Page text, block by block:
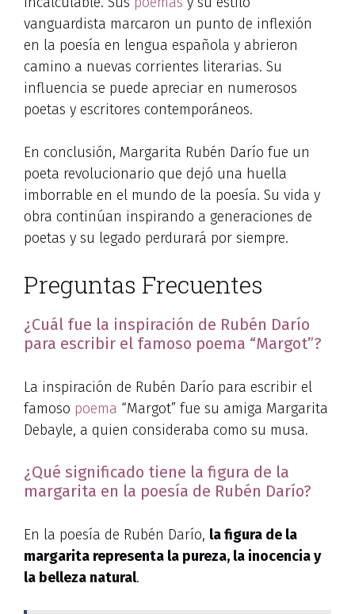
vanguardista marcaron un punto de inflexión
en la poesía en lengua española y abrieron
camino a nuevas corrientes literarias. Su
influencia se puede apreciar en numerosos
poetas y escritores contemporáneos.
En conclusión, Margarita Rubén Darío fue un
poeta revolucionario que dejó una huella
imborrable en el mundo de la poesía. Su vida y
obra continúan inspirando a generaciones de
poetas y su legado perdurará por siempre.
Preguntas Frecuentes
¿Cuál fue la inspiración de Rubén Darío
para escribir el famoso poema “Margot”?
La inspiración de Rubén Darío para escribir el
famoso poema “Margot” fue su amiga Margarita
Debayle, a quien consideraba como su musa.
¿Qué significado tiene la figura de la
margarita en la poesía de Rubén Darío?
En la poesía de Rubén Darío, la figura de la
margarita representa la pureza, la inocencia y
la belleza natural.